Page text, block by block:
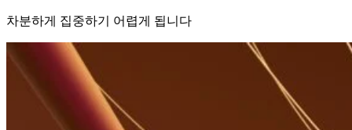
차분하게 집중하기 어렵게 됩니다